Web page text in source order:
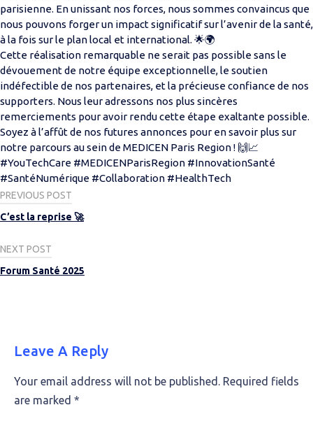
parisienne. En unissant nos forces, nous sommes convaincus que
nous pouvons forger un impact significatif sur l’avenir de la santé,
à la fois sur le plan local et international. 🌟🌍
Cette réalisation remarquable ne serait pas possible sans le
dévouement de notre équipe exceptionnelle, le soutien
indéfectible de nos partenaires, et la précieuse confiance de nos
supporters. Nous leur adressons nos plus sincères
remerciements pour avoir rendu cette étape exaltante possible.
Soyez à l’affût de nos futures annonces pour en savoir plus sur
notre parcours au sein de MEDICEN Paris Region ! 🙌📈
#YouTechCare #MEDICENParisRegion #InnovationSanté
#SantéNumérique #Collaboration #HealthTech
Post
navigation
PREVIOUS POST
C’est la reprise 🚀
NEXT POST
Forum Santé 2025
Leave A Reply
Your email address will not be published.
Required fields
are marked *